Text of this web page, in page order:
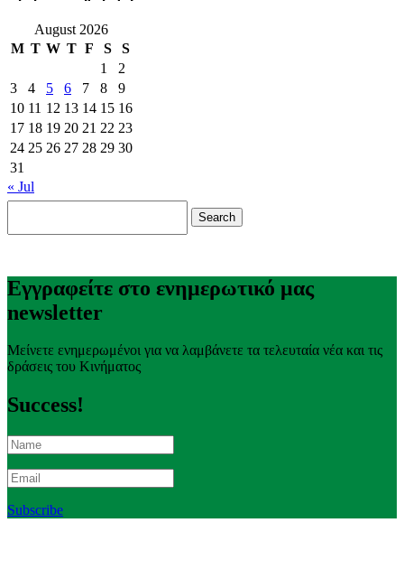
August 2026
M T W T F S
S
1
2
3
4 5 6 7 8
9
10 11 12 13 14 15 16
17 18 19 20 21 22 23
24 25 26 27 28 29 30
31
« Jul
Εγγραφείτε στο ενημερωτικό μας
newsletter
Μείνετε ενημερωμένοι για να λαμβάνετε τα τελευταία νέα και τις
δράσεις του Κινήματος
Success!
Subscribe